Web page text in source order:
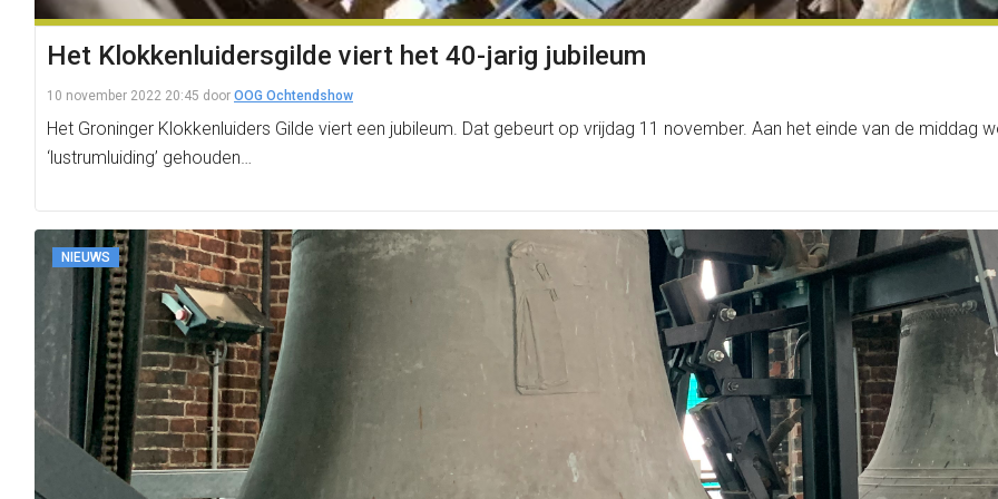
Het Klokkenluidersgilde viert het 40-jarig jubileum
10 november 2022 20:45 door OOG Ochtendshow
Het Groninger Klokkenluiders Gilde viert een jubileum. Dat gebeurt op vrijdag 11 november. Aan het einde van de middag
‘lustrumluiding’ gehouden…
NIEUWS